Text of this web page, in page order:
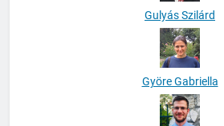
Gulyás Szilárd
Györe Gabriella